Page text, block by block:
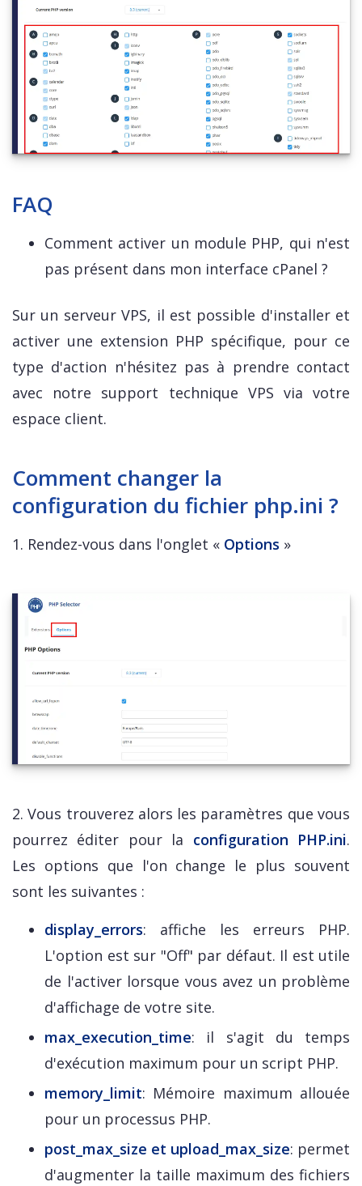
FAQ
Comment activer un module PHP, qui n'est
pas présent dans mon interface cPanel ?
Sur un serveur VPS, il est possible d'installer et
activer une extension PHP spécifique, pour ce
type d'action n'hésitez pas à prendre contact
avec notre support technique VPS via votre
espace client.
Comment changer la
configuration du fichier php.ini ?
1. Rendez-vous dans l'onglet « Options »
2. Vous trouverez alors les paramètres que vous
pourrez éditer pour la configuration PHP.ini.
Les options que l'on change le plus souvent
sont les suivantes :
display_errors: affiche les erreurs PHP.
L'option est sur "Off" par défaut. Il est utile
de l'activer lorsque vous avez un problème
d'affichage de votre site.
max_execution_time: il s'agit du temps
d'exécution maximum pour un script PHP.
memory_limit: Mémoire maximum allouée
pour un processus PHP.
post_max_size et upload_max_size: permet
d'augmenter la taille maximum des fichiers